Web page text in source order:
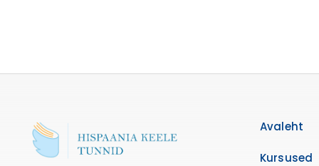
Avaleht
Kursused